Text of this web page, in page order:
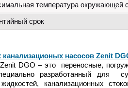
температура окружающей
срок
насосов Zenit
DGO – этопереносные,
разработанный для
жидкостей, канализационных